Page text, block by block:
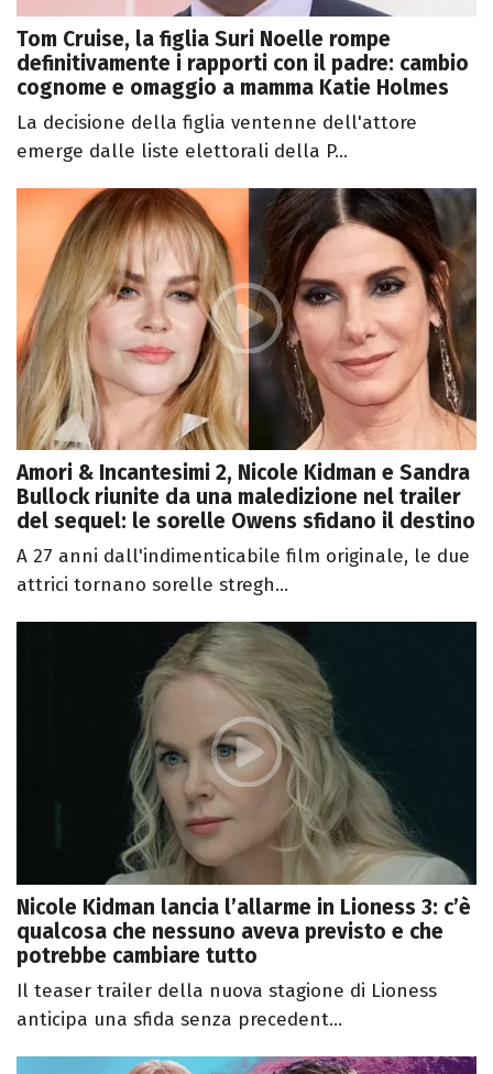
Tom Cruise, la figlia Suri Noelle rompe
definitivamente i rapporti con il padre: cambio
cognome e omaggio a mamma Katie Holmes
La decisione della figlia ventenne dell'attore
emerge dalle liste elettorali della P...
Amori & Incantesimi 2, Nicole Kidman e Sandra
Bullock riunite da una maledizione nel trailer
del sequel: le sorelle Owens sfidano il destino
A 27 anni dall'indimenticabile film originale, le due
attrici tornano sorelle stregh...
Nicole Kidman lancia l’allarme in Lioness 3: c’è
qualcosa che nessuno aveva previsto e che
potrebbe cambiare tutto
Il teaser trailer della nuova stagione di Lioness
anticipa una sfida senza precedent...